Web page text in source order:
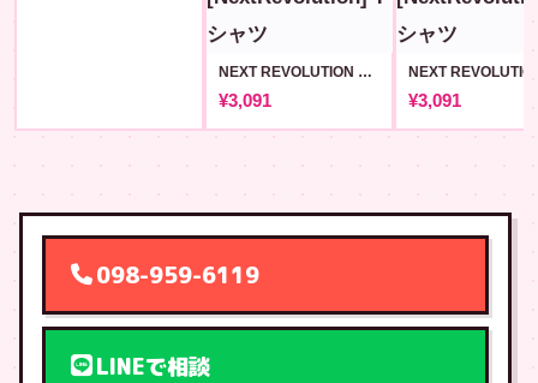
NEXT REVOLUTION マスコットロゴT #10 [NextRevolution]
¥3,091 ¥3,091
098-959-6119
LINEで相談